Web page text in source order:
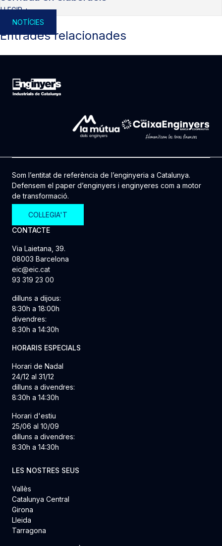
LLEGIR +
NOTÍCIES
Entrades relacionades
Som l’entitat de referència de l’enginyeria a Catalunya.
Defensem el paper d’enginyers i enginyeres com a motor
de transformació.
COL·LEGIA'T
CONTACTE
Via Laietana, 39.
08003 Barcelona
eic@eic.cat
93 319 23 00
dilluns a dijous:
8:30h a 18:00h
divendres:
8:30h a 14:30h
HORARIS ESPECIALS
Horari de Nadal
24/12 al 31/12
dilluns a divendres:
8:30h a 14:30h
Horari d'estiu
25/06 al 10/09
dilluns a divendres:
8:30h a 14:30h
LES NOSTRES SEUS
Vallès
Catalunya Central
Girona
Lleida
Tarragona